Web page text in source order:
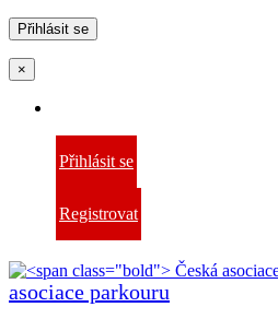
×
Přihlásit se
Registrovat
asociace parkouru